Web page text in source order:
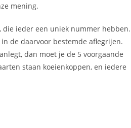
mening.
ieder een uniek nummer hebben.
de daarvoor bestemde aflegrijen.
dan moet je de 5 voorgaande
staan koeienkoppen, en iedere